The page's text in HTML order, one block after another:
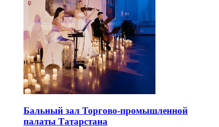
Бальный зал Торгово-промышленной
палаты Татарстана